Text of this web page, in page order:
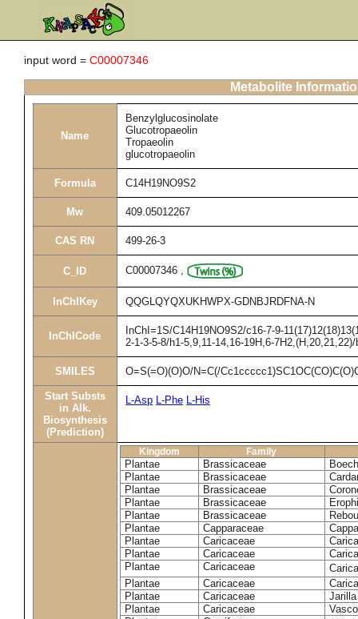
input word = C00007346
Metabolite
Name
Benzylglucosinolate
Glucotropaeolin
Tropaeolin
glucotropaeolin
Formula C14H19NO9S2
Mw 409.05012267
CAS RN 499-26-3
C_ID C00007346 ,
InChIKey QQGLQYQXUKHWPX-GDNBJRDFNA-N
InChICode
InChI=1S/C14H19NO9S2/c16-7-9-
2-1-3-5-8/h1-5,9,11-14,16-19H,6-
SMILES O=S(=O)(O)O/N=C(/
Start Substs
in Alk.
Biosynthesis
(Prediction)
L-Asp L-Phe L-His
Kingdom Family
Plantae Brassicaceae
Plantae
Brassicaceae
Plantae
Brassicaceae
Plantae
Brassicaceae
Plantae
Brassicaceae
Plantae
Capparaceae
Plantae
Caricaceae
Plantae
Caricaceae
Plantae
Caricaceae
Plantae
Caricaceae
Plantae
Caricaceae
Plantae
Caricaceae